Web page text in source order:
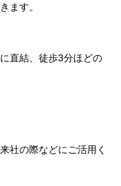
ます。
直結、徒歩3分ほどの
社の際などにご活用く